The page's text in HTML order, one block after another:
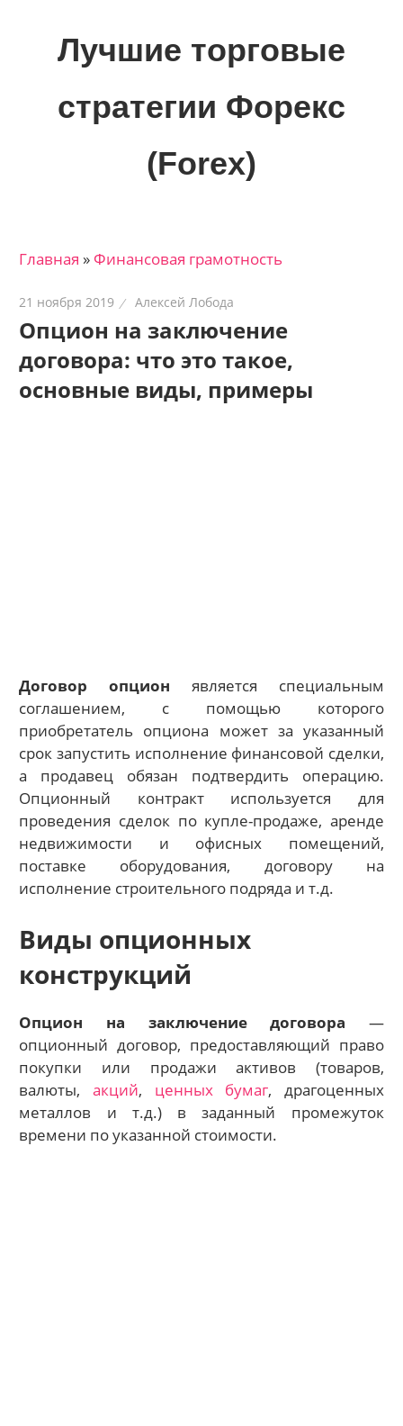
Лучшие торговые
стратегии Форекс
(Forex)
трейдеров
финансовых
рынках:
стратегии,
сигналы,
новости…
Главная » Финансовая грамотность
21 ноября 2019 Алексей Лобода
Опцион на заключение
договора: что это такое,
основные виды, примеры
Договор опцион является специальным
соглашением, с помощью которого
приобретатель опциона может за указанный
срок запустить исполнение финансовой сделки,
а продавец обязан подтвердить операцию.
Опционный контракт используется для
проведения сделок по купле-продаже, аренде
недвижимости и офисных помещений,
поставке оборудования, договору на
исполнение строительного подряда и т.д.
Виды опционных
конструкций
Опцион на заключение договора —
опционный договор, предоставляющий право
покупки или продажи активов (товаров,
валюты, акций, ценных бумаг, драгоценных
металлов и т.д.) в заданный промежуток
времени по указанной стоимости.